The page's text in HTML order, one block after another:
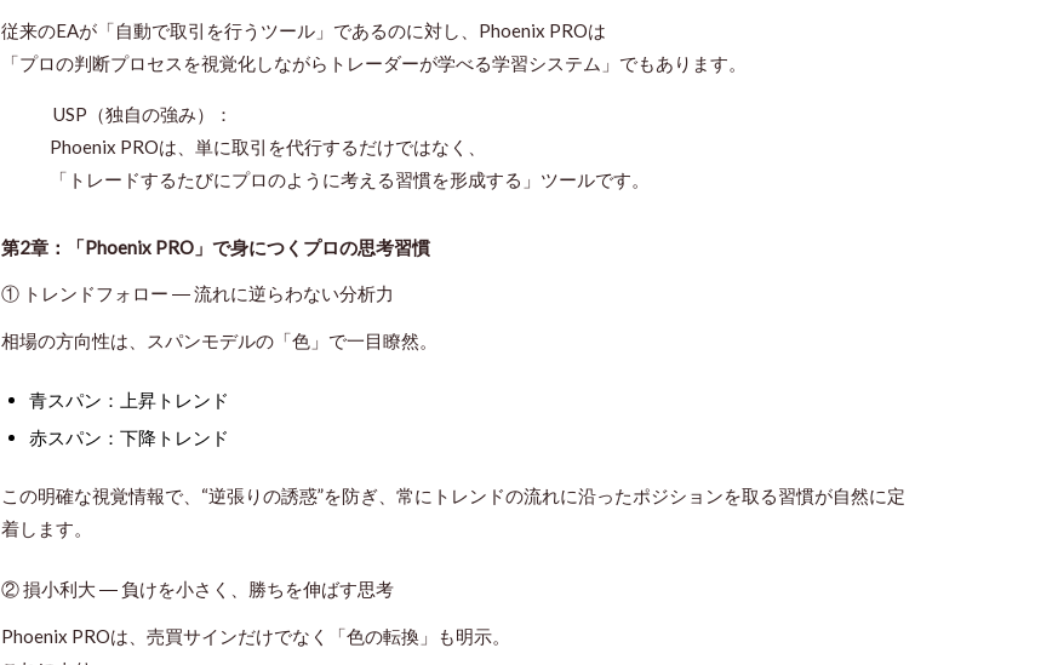
従来のEAが「自動で取引を行うツール」であるのに対し、Phoenix PROは
「プロの判断プロセスを視覚化しながらトレーダーが学べる学習システム」でもあります。
USP（独自の強み）：
Phoenix PROは、単に取引を代行するだけではなく、
「トレードするたびにプロのように考える習慣を形成する」ツールです。
第2章：「Phoenix PRO」で身につくプロの思考習慣
① トレンドフォロー ― 流れに逆らわない分析力
相場の方向性は、スパンモデルの「色」で一目瞭然。
青スパン：上昇トレンド
赤スパン：下降トレンド
この明確な視覚情報で、“逆張りの誘惑”を防ぎ、常にトレンドの流れに沿ったポジションを取る習慣が自然に定
着します。
② 損小利大 ― 負けを小さく、勝ちを伸ばす思考
Phoenix PROは、売買サインだけでなく「色の転換」も明示。